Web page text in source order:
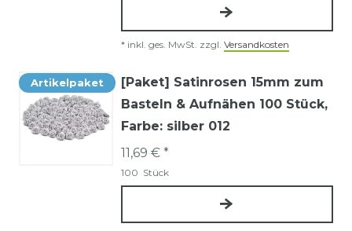
* inkl. ges. MwSt. zzgl. Versandkosten
Artikelpaket
[Paket] Satinrosen 15mm zum
Basteln & Aufnähen 100 Stück,
Farbe: silber 012
11,69 € *
100 Stück